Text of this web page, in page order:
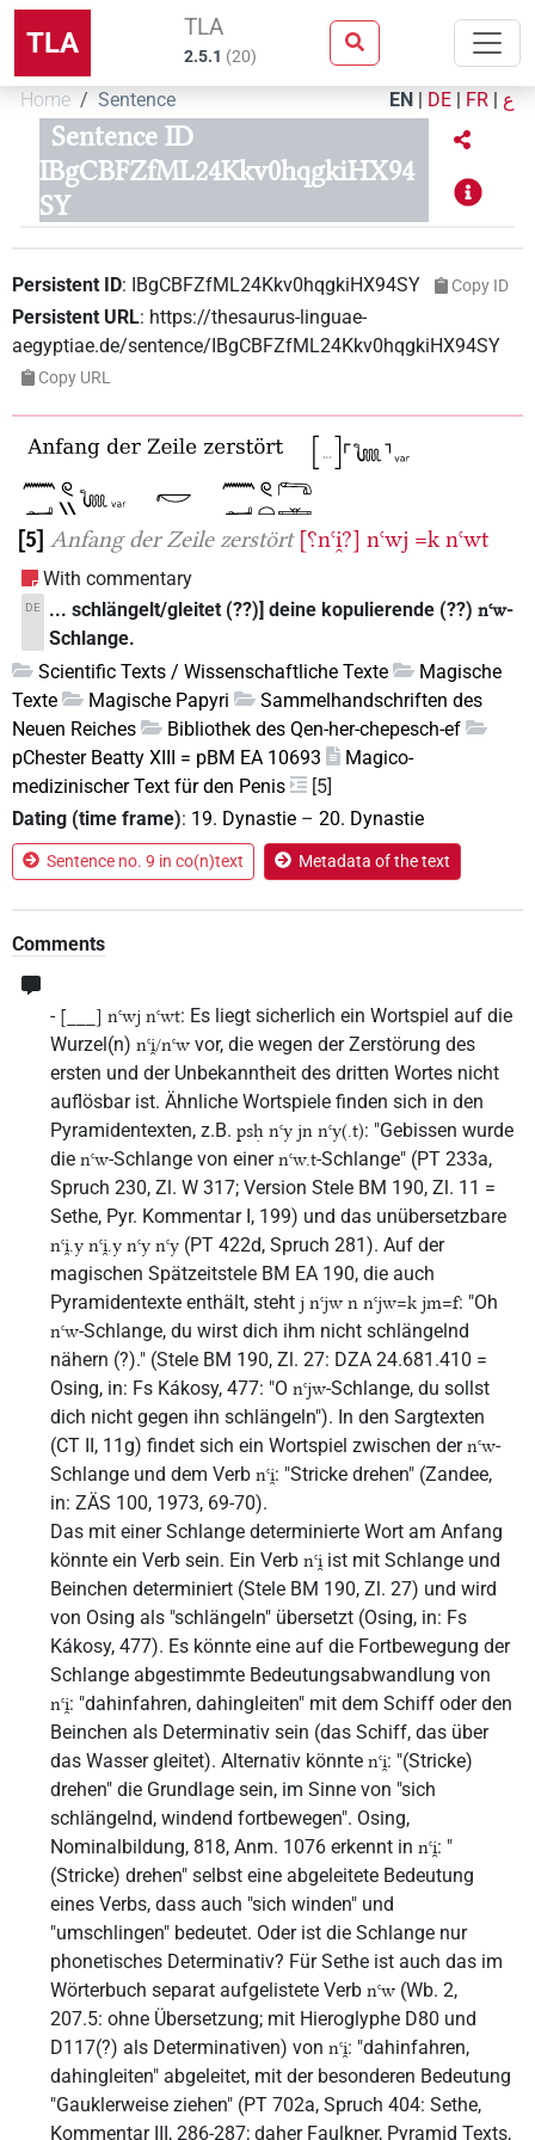
TLA TLA
2.5.1 (20)
Home Sentence EN | DE | FR | ع
Sentence ID
IBgCBFZfML24Kkv0hqgkiHX94
SY
Persistent ID: IBgCBFZfML24Kkv0hqgkiHX94SY Copy ID
Persistent URL: https://thesaurus-linguae-
aegyptiae.de/sentence/IBgCBFZfML24Kkv0hqgkiHX94SY
Copy URL
5 Anfang der Zeile zerstört [⸮nꜥi̯?] nꜥwj =k nꜥwt
With commentary
DE ... schlängelt/gleitet (??)] deine kopulierende (??)nꜥw-
Schlange.
Scientific Texts / Wissenschaftliche Texte
Magische
Texte
Magische Papyri
Sammelhandschriften des
Neuen Reiches
Bibliothek des Qen-her-chepesch-ef
pChester Beatty XIII = pBM EA 10693
Magico-
medizinischer Text für den Penis
[5]
Dating (time frame): 19. Dynastie – 20. Dynastie
Sentence no. 9 in co(n)text Metadata of the text
Comments
- [___] nꜥwj nꜥwt: Es liegt sicherlich ein Wortspiel auf die
Wurzel(n) nꜥi̯/nꜥw vor, die wegen der Zerstörung des
ersten und der Unbekanntheit des dritten Wortes nicht
auflösbar ist. Ähnliche Wortspiele finden sich in den
Pyramidentexten, z.B. psḥ nꜥy jn nꜥy(.t): "Gebissen wurde
die nꜥw-Schlange von einernꜥw.t-Schlange" (PT 233a,
Spruch 230, Zl. W 317; Version Stele BM 190, Zl. 11 =
Sethe, Pyr. Kommentar I, 199) und das unübersetzbare
nꜥi̯.y nꜥi̯.y nꜥy nꜥy (PT 422d, Spruch 281). Auf der
magischen Spätzeitstele BM EA 190, die auch
Pyramidentexte enthält, steht j nꜥjw n nꜥjw=k jm=f: "Oh
nꜥw-Schlange, du wirst dich ihm nicht schlängelnd
nähern (?)." (Stele BM 190, Zl. 27: DZA 24.681.410 =
Osing, in: Fs Kákosy, 477: "O nꜥjw-Schlange, du sollst
dich nicht gegen ihn schlängeln"). In den Sargtexten
(CT II, 11g) findet sich ein Wortspiel zwischen dernꜥw-
Schlange und dem Verb nꜥi̯: "Stricke drehen" (Zandee,
in: ZÄS 100, 1973, 69-70).
Das mit einer Schlange determinierte Wort am Anfang
könnte ein Verb sein. Ein Verb nꜥi̯ ist mit Schlange und
Beinchen determiniert (Stele BM 190, Zl. 27) und wird
von Osing als "schlängeln" übersetzt (Osing, in: Fs
Kákosy, 477). Es könnte eine auf die Fortbewegung der
Schlange abgestimmte Bedeutungsabwandlung von
nꜥi̯: "dahinfahren, dahingleiten" mit dem Schiff oder den
Beinchen als Determinativ sein (das Schiff, das über
das Wasser gleitet). Alternativ könnte nꜥi̯: "(Stricke)
drehen" die Grundlage sein, im Sinne von "sich
schlängelnd, windend fortbewegen". Osing,
Nominalbildung, 818, Anm. 1076 erkennt in nꜥi̯: "
(Stricke) drehen" selbst eine abgeleitete Bedeutung
eines Verbs, dass auch "sich winden" und
"umschlingen" bedeutet. Oder ist die Schlange nur
phonetisches Determinativ? Für Sethe ist auch das im
Wörterbuch separat aufgelistete Verb nꜥw (Wb. 2,
207.5: ohne Übersetzung; mit Hieroglyphe D80 und
D117(?) als Determinativen) von nꜥi̯: "dahinfahren,
dahingleiten" abgeleitet, mit der besonderen Bedeutung
"Gauklerweise ziehen" (PT 702a, Spruch 404: Sethe,
Kommentar III, 286-287; daher Faulkner, Pyramid Texts,